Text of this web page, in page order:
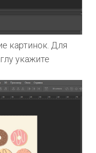
картинок. Для
укажите